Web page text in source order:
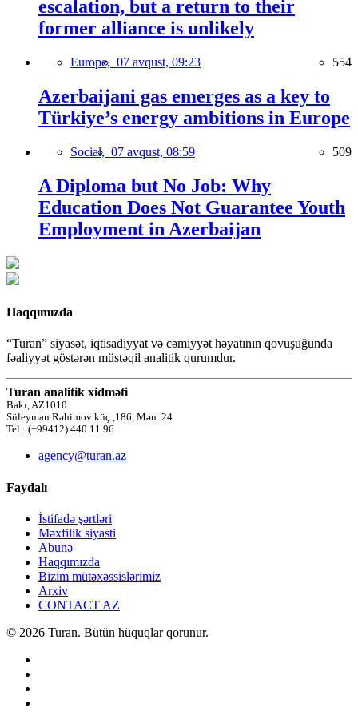
escalation, but a return to their
former alliance is unlikely
Europe, 07 avqust, 09:23 554
Azerbaijani gas emerges as a key to
Türkiye’s energy ambitions in Europe
Social, 07 avqust, 08:59 509
A Diploma but No Job: Why
Education Does Not Guarantee Youth
Employment in Azerbaijan
Haqqımızda
“Turan” siyasət, iqtisadiyyat və cəmiyyət həyatının qovuşuğunda
fəaliyyət göstərən müstəqil analitik qurumdur.
Turan analitik xidməti
Bakı, AZ1010
Süleyman Rəhimov küç.,186, Mən. 24
Tel.: (+99412) 440 11 96
agency@turan.az
Faydalı
İstifadə şərtləri
Məxfilik siyasti
Abunə
Haqqımızda
Bizim mütəxəssislərimiz
Arxiv
CONTACT AZ
© 2026 Turan. Bütün hüquqlar qorunur.